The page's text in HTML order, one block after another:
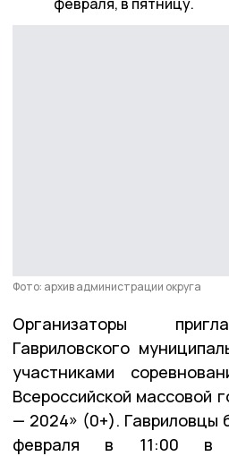
Фото: архив администрации округа
Организаторы
Гавриловского
участниками
Всероссийской массовой
— 2024» (0+). Гавриловцы
февраля в 11:00 в